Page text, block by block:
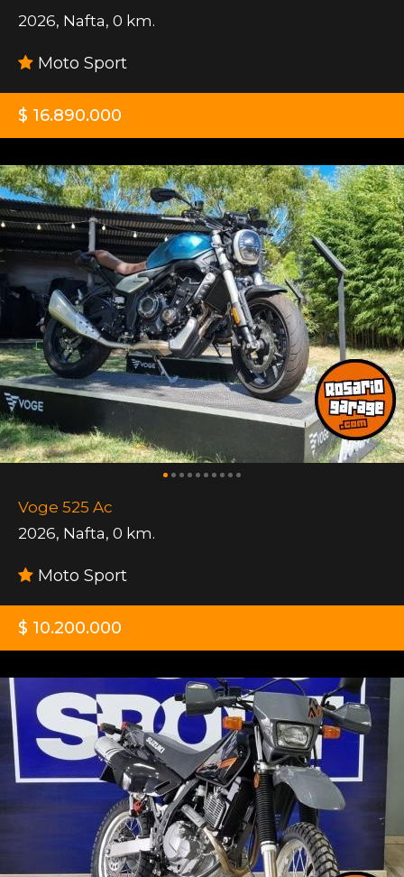
2026, Nafta, 0 km.
Moto Sport
$ 16.890.000
Voge 525 Ac
2026, Nafta, 0 km.
Moto Sport
$ 10.200.000